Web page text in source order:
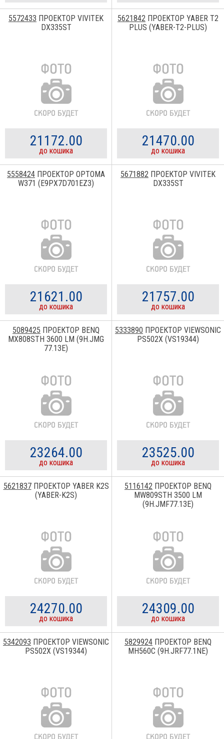
5572433 ПРОЕКТОР VIVITEK
DX335ST
21172.00
до кошика
5621842 ПРОЕКТОР YABER T2
PLUS (YABER-T2-PLUS)
21470.00
до кошика
5558424 ПРОЕКТОР OPTOMA
W371 (E9PX7D701EZ3)
21621.00
до кошика
5671882 ПРОЕКТОР VIVITEK
DX335ST
21757.00
до кошика
5089425 ПРОЕКТОР BENQ
MX808STH 3600 LM (9H.JMG
77.13E)
23264.00
до кошика
5333890 ПРОЕКТОР VIEWSONIC
PS502X (VS19344)
23525.00
до кошика
5621837ПРОЕКТОР YABER K2S
(YABER-K2S)
24270.00
до кошика
5116142 ПРОЕКТОР BENQ
MW809STH 3500 LM
(9H.JMF77.13E)
24309.00
до кошика
5342093 ПРОЕКТОР VIEWSONIC
PS502X (VS19344)
5829924 ПРОЕКТОР BENQ
MH560C (9H.JRF77.1NE)